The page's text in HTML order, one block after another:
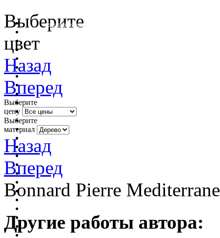
очистить фильтр цвета
Выберите
цвет
Назад
Вперед
Выберите
цену
Выберите
материал
Назад
Вперед
Bonnard Pierre
Другие работы автора: